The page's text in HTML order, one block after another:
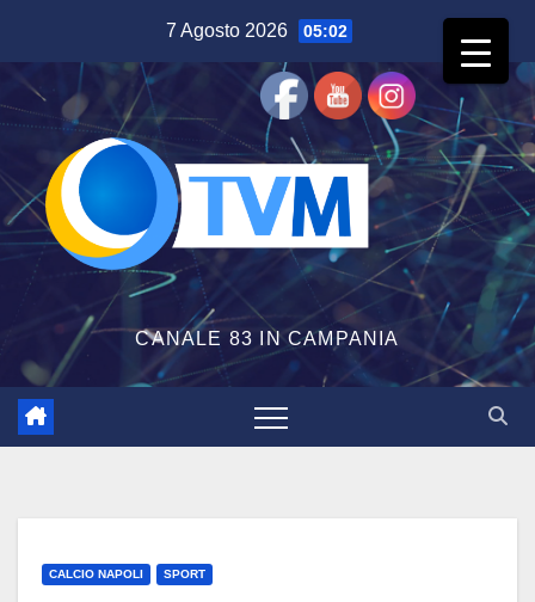
contenuto
7 Agosto 2026 05:02
CANALE 83 IN CAMPANIA
CALCIO NAPOLI SPORT